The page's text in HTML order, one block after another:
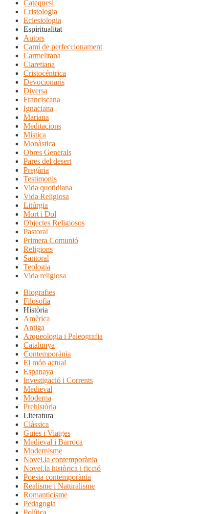
Catequesi
Cristologia
Eclesiologia
Espiritualitat
Autors
Camí de perfeccionament
Carmelitana
Claretiana
Cristocéntrica
Devocionaris
Diversa
Franciscana
Ignaciana
Mariana
Meditacions
Mística
Monàstica
Obres Generals
Pares del desert
Pregària
Testimonis
Vida quotidiana
Vida Religiosa
Litúrgia
Mort i Dol
Objectes Religiosos
Pastoral
Primera Comunió
Religions
Santoral
Teologia
Vida religiosa
Biografies
Filosofia
Història
Amèrica
Antiga
Arqueologia i Paleografia
Catalunya
Contemporània
El món actual
Espanaya
Investigació i Corrents
Medieval
Moderna
Prehistòria
Literatura
Clàssica
Guies i Viatges
Medieval i Barroca
Modernisme
Novel.la contemporània
Novel.la històrica i ficció
Poesia contemporània
Realisme i Naturalisme
Romanticisme
Pedagogia
Política